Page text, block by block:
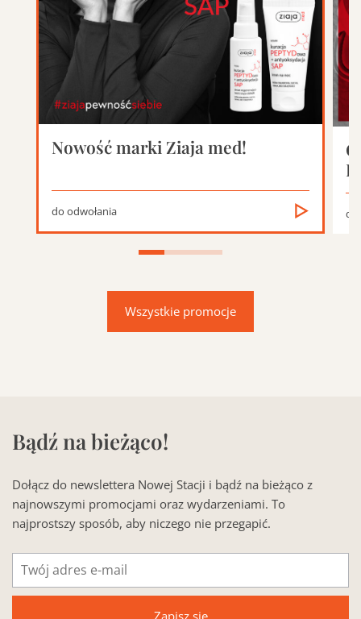
Nowość marki Ziaja med!
do odwołania do
Wszystkie promocje
Bądź na bieżąco!
Dołącz do newslettera Nowej Stacji i bądź na bieżąco z
najnowszymi promocjami oraz wydarzeniami. To
najprostszy sposób, aby niczego nie przegapić.
Adres
mail
Zapisz się